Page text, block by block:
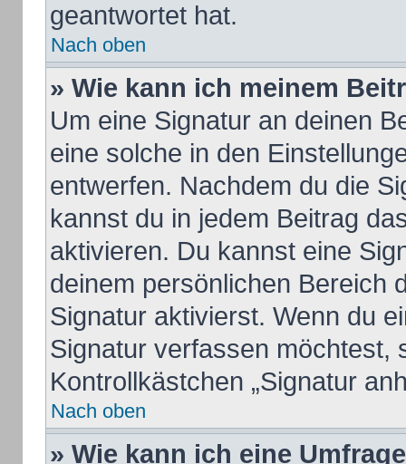
geantwortet hat.
Nach oben
» Wie kann ich meinem
Um eine Signatur an deinen
eine solche in den
entwerfen. Nachdem du die
kannst du in jedem Beitrag
aktivieren. Du kannst eine
deinem persönlichen Bereich
Signatur aktivierst. Wenn du
Signatur verfassen möchtest,
Kontrollkästchen „Signatur
Nach oben
» Wie kann ich eine